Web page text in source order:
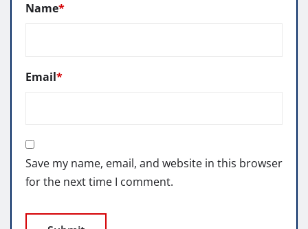
Name*
Email*
Save my name, email, and website in this browser
for the next time I comment.